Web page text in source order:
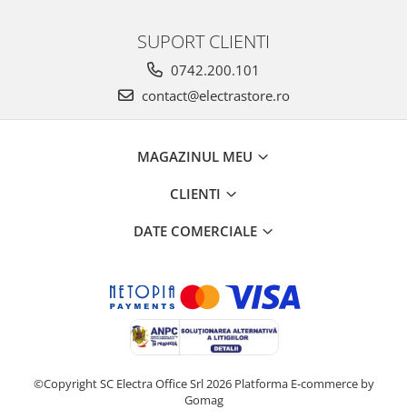
SUPORT CLIENTI
0742.200.101
contact@electrastore.ro
MAGAZINUL MEU
CLIENTI
DATE COMERCIALE
©Copyright SC Electra Office Srl 2026 Platforma E-commerce by
Gomag